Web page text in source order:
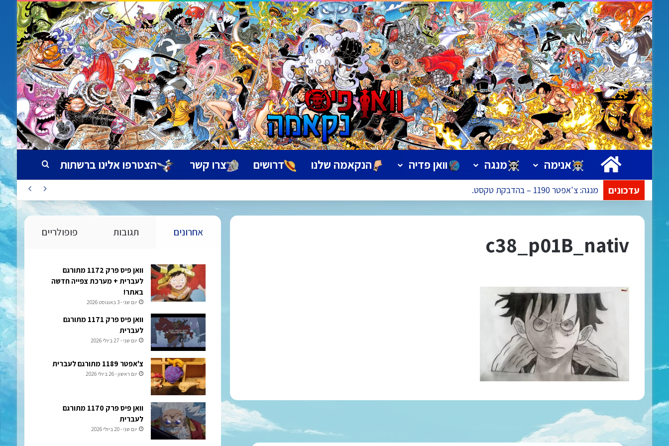
ראשי אנימה מנגה וואן פדיה הנקאמה שלנו דרושים צרו קשר הצטרפו אלינו ברשתות חיפוש עבור
עדכונים מנגה: צ'אפטר 1190 – בהדבקת טקסט.
c38_p01B_nativ אחרונים תגובות פופולריים
וואן פיס פרק 1172 מתורגם
לעברית + מערכת צפייה חדשה
באתר!
יום שני - 3 באוגוסט 2026
וואן פיס פרק 1171 מתורגם
לעברית
יום שני - 27 ביולי 2026
צ'אפטר 1189 מתורגם לעברית
יום ראשון - 26 ביולי 2026
וואן פיס פרק 1170 מתורגם
לעברית
יום שני - 20 ביולי 2026